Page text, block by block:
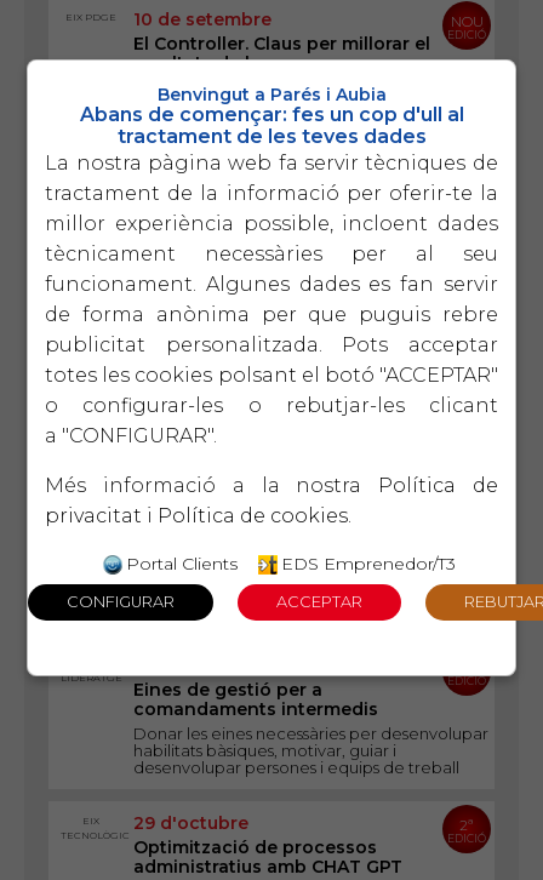
EIX PDGE
10 de setembre
El Controller. Claus per millorar el
resultats de l empresa
Entendre com el controller pot marcar la
diferència entre gestionar a " a cegues" o
dirigir l empresa amb informació calu i pendre
decisions estratègiques.
NOU
EDICIÓ
EIX
17 de setembre
Lideratge productiu
Un taller pràctic per millorar la productivitat
pròpia i la de l equip amb un lideratge
autèntic i sostenible
NOU
VERTICALS
1 d'octubre
El protocol familiar
La perdurabilitat de l'empresa familiar passa
pel diàleg intergeneracional en base a la
CONFIANÇA i el COMPROMÍS.
5ª
EDICIÓ
TECNOLÒGIC
15 d'octubre
Què és ChatGPT i com ens pot ajudar a
optimitzar la gestió?
LIDERATGE
Eines de gestió per a
comandaments intermedis
Donar les eines necessàries per desenvolupar
habilitats bàsiques, motivar, guiar i
desenvolupar persones i equips de treball
EDICIÓ
EIX
TECNOLÒGIC
29 d'octubre
Optimització de processos
administratius amb CHAT GPT
2ª
EDICIÓ
Benvingut a Parés i Aubia
Abans de començar: fes un cop d'ull al
tractament de les teves dades
La nostra pàgina web fa servir tècniques de
tractament de la informació per oferir-te la
millor experiència possible, incloent dades
tècnicament necessàries per al seu
funcionament. Algunes dades es fan servir
de forma anònima per que puguis rebre
publicitat personalitzada. Pots acceptar
totes les cookies polsant el botó "ACCEPTAR"
o configurar-les o rebutjar-les clicant
a "CONFIGURAR".
Més informació a la nostra
Política de
privacitat i Política de cookies.
Portal Clients EDS Emprenedor/T3